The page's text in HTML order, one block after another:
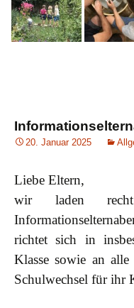
20. Januar 2025
Liebe Eltern,
wir laden
richtet sich in
Klasse sowie an alle
Schulwechsel für ihr